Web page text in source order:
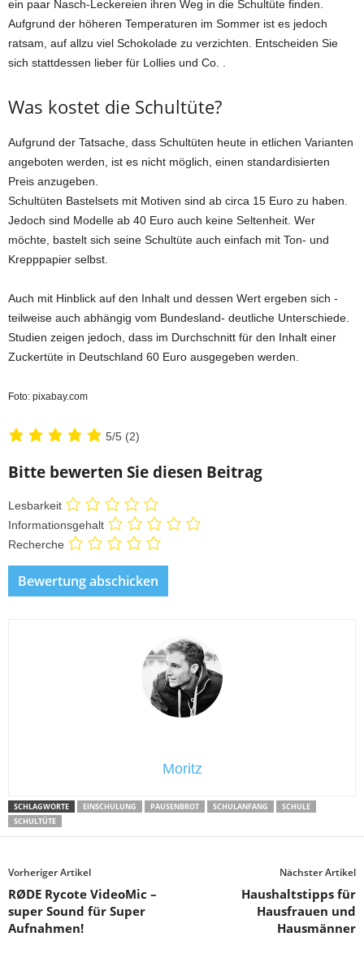
ein paar Nasch-Leckereien ihren Weg in die Schultüte finden.
Aufgrund der höheren Temperaturen im Sommer ist es jedoch
ratsam, auf allzu viel Schokolade zu verzichten. Entscheiden Sie
sich stattdessen lieber für Lollies und Co. .
Was kostet die Schultüte?
Aufgrund der Tatsache, dass Schultüten heute in etlichen Varianten
angeboten werden, ist es nicht möglich, einen standardisierten
Preis anzugeben.
Schultüten Bastelsets mit Motiven sind ab circa 15 Euro zu haben.
Jedoch sind Modelle ab 40 Euro auch keine Seltenheit. Wer
möchte, bastelt sich seine Schultüte auch einfach mit Ton- und
Krepppapier selbst.
Auch mit Hinblick auf den Inhalt und dessen Wert ergeben sich -
teilweise auch abhängig vom Bundesland- deutliche Unterschiede.
Studien zeigen jedoch, dass im Durchschnitt für den Inhalt einer
Zuckertüte in Deutschland 60 Euro ausgegeben werden.
Foto: pixabay.com
5/5 (2)
Bitte bewerten Sie diesen Beitrag
Lesbarkeit
Informationsgehalt
Recherche
Moritz
SCHLAGWORTE EINSCHULUNG PAUSENBROT SCHULANFANG
SCHULE
SCHULTÜTE
Vorheriger Artikel
RØDE Rycote VideoMic –
super Sound für Super
Aufnahmen!
Nächster Artikel
Haushaltstipps für
Hausfrauen und
Hausmänner